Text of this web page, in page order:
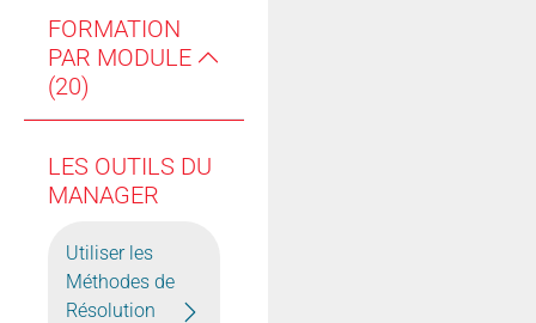
FORMATION
PAR MODULE
(20)
LES OUTILS DU
MANAGER
Utiliser les
Méthodes de
Résolution